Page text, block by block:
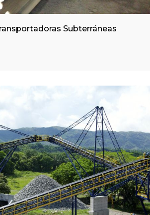
Subterráneas